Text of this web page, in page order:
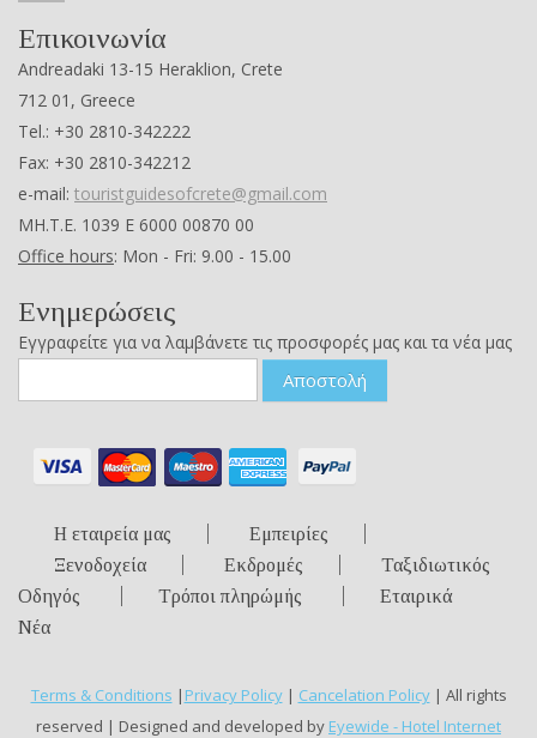
Επικοινωνία
Andreadaki 13-15 Heraklion, Crete
712 01, Greece
Tel.: +30 2810-342222
Fax: +30 2810-342212
e-mail: touristguidesofcrete@gmail.com
ΜΗ.Τ.Ε. 1039 Ε 6000 00870 00
Office hours: Mon - Fri: 9.00 - 15.00
Ενημερώσεις
Εγγραφείτε για να λαμβάνετε τις προσφορές μας και τα νέα μας
Αποστολή
Η εταιρεία μας
Εμπειρίες
Ξενοδοχεία
Εκδρομές
Ταξιδιωτικός
Οδηγός
Τρόποι πληρώμής
Εταιρικά
Νέα
Terms & Conditions | Privacy Policy| Cancelation Policy| All rights
reserved | Designed and developed by Eyewide - Hotel Internet